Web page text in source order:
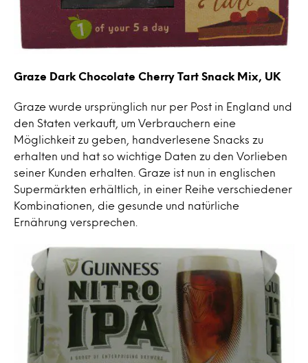
Graze Dark Chocolate Cherry Tart Snack Mix, UK
Graze wurde ursprünglich nur per Post in England und
den Staten verkauft, um Verbrauchern eine
Möglichkeit zu geben, handverlesene Snacks zu
erhalten und hat so wichtige Daten zu den Vorlieben
seiner Kunden erhalten. Graze ist nun in englischen
Supermärkten erhältlich, in einer Reihe verschiedener
Kombinationen, die gesunde und natürliche
Ernährung versprechen.